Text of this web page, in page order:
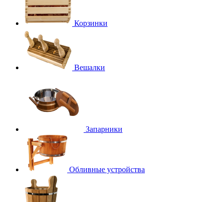
Корзинки
Вешалки
Запарники
Обливные устройства